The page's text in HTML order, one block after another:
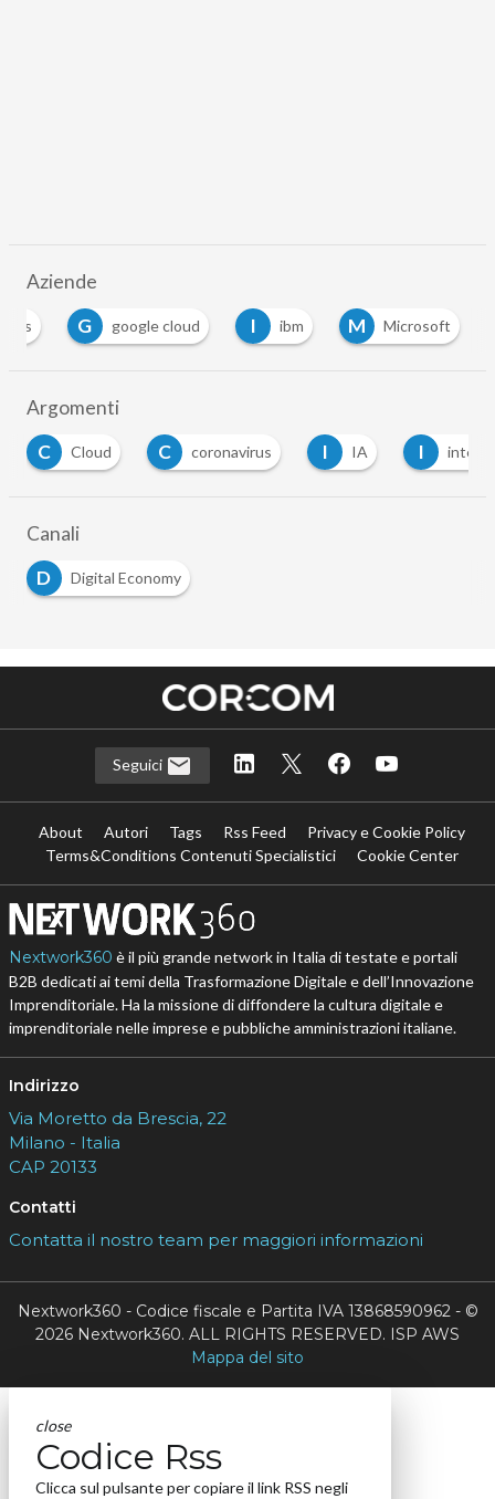
Aziende
aws G google cloud I ibm M Microsoft
Argomenti
C coronavirus I IA intelligenza
Canali
D
Digital Economy
Seguici
About Autori Tags Rss Feed
Privacy e Cookie Policy
Terms&Conditions Contenuti Specialistici
Cookie Center
Nextwork360 è il più grande network in Italia di testate e portali
B2B dedicati ai temi della Trasformazione Digitale e dell’Innovazione
Imprenditoriale. Ha la missione di diffondere la cultura digitale e
imprenditoriale nelle imprese e pubbliche amministrazioni italiane.
Indirizzo
Via Moretto da Brescia, 22
Milano - Italia
CAP 20133
Contatti
Contatta il nostro team per maggiori informazioni
Nextwork360 - Codice fiscale e Partita IVA 13868590962 - ©
2026 Nextwork360. ALL RIGHTS RESERVED. ISP AWS
Mappa del sito
close
Codice Rss
Clicca sul pulsante per copiare il link RSS negli